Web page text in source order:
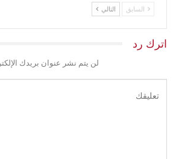
السابق التالي
اترك رد
لن يتم نشر عنوان بريدك